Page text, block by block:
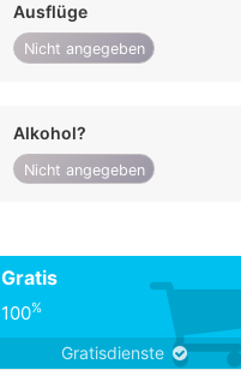
Ausflüge
Nicht angegeben
Alkohol?
Nicht angegeben
Gratis
100%
Gratisdienste